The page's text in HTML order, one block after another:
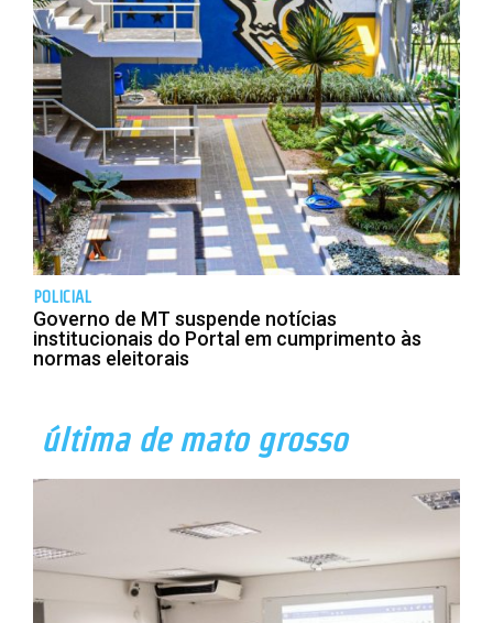
POLICIAL
Governo de MT suspende notícias
institucionais do Portal em cumprimento às
normas eleitorais
última de mato grosso